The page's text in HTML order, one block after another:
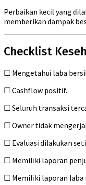
Perbaikan kecil yang
memberikan dampak
Checklist
☐ Mengetahui laba
☐ Cashflow positif.
☐ Seluruh transaksi
☐ Owner tidak
☐ Evaluasi dilakukan
☐ Memiliki laporan
☐ Memiliki laporan laba